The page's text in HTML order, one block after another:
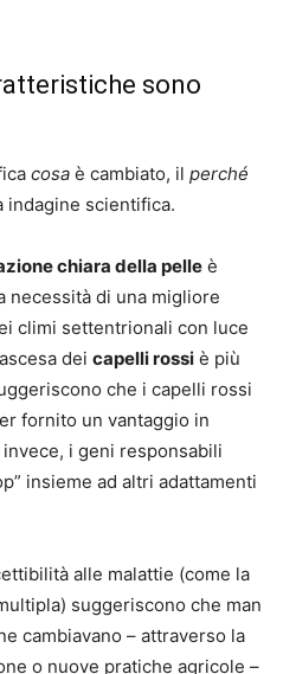
sono
cosa è cambiato, il perché
indagine scientifica.
chiara della pelle è
necessità di una migliore
climi settentrionali con luce
dei capelli rossi è più
che i capelli rossi
fornito un vantaggio in
i geni responsabili
insieme ad altri adattamenti
alle malattie (come la
suggeriscono che man
cambiavano – attraverso la
o nuove pratiche agricole –